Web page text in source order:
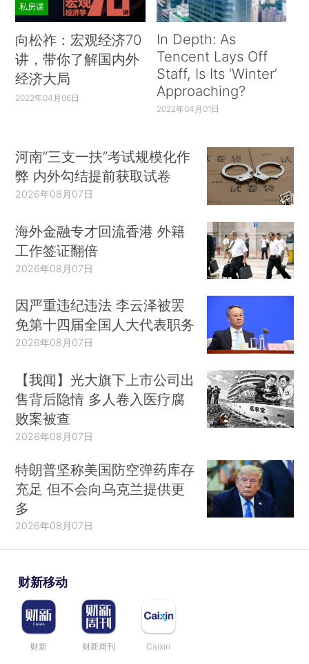
私房课
向松祚：宏观经济70
讲，带你了解国内外
经济大局
2022年04月06日
In Depth: As
Tencent Lays Off
Staff, Is Its ‘Winter’
Approaching?
2022年04月01日
河南“三支一扶”考试规模化作
弊 内外勾结提前获取试卷
2026年08月07日
海外金融专才回流香港 外籍
工作签证翻倍
2026年08月07日
因严重违纪违法 李云泽被罢
免第十四届全国人大代表职务
2026年08月07日
【我闻】光大旗下上市公司出
售背后隐情 多人卷入医疗腐
败案被查
2026年08月07日
特朗普坚称美国防空弹药库存
充足 但不会向乌克兰提供更
多
2026年08月07日
财新移动
财新 财新周刊 Caixin